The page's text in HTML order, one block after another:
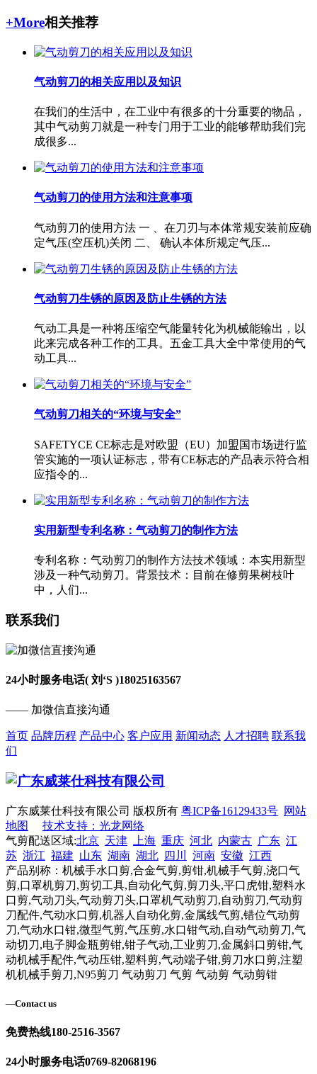
+More相关推荐
气动剪刀的相关应用以及知识
在我们的生活中，在工业中有很多的十分重要的物品，
其中气动剪刀就是一种专门用于工业的能够帮助我们完
成很多...
气动剪刀的使用方法和注意事项
气动剪刀的使用方法 一 、在刀刃与本体常规安装前应确
定气压(空压机)关闭 二、 确认本体所规定气压...
气动剪刀生锈的原因及防止生锈的方法
气动工具是一种将压缩空气能量转化为机械能输出，以
此来完成各种工作的工具。五金工具大全中常使用的气
动工具...
气动剪刀相关的“环境与安全”
SAFETYCE CE标志是对欧盟（EU）加盟国市场进行监
管实施的一项认证标志，带有CE标志的产品表示符合相
应指令的...
实用新型专利名称：气动剪刀的制作方法
专利名称：气动剪刀的制作方法技术领域：本实用新型
涉及一种气动剪刀。背景技术：目前在修剪果树枝叶
中，人们...
联系我们
24小时服务电话( 刘‘S )18025163567
—— 加微信直接沟通
首页 品牌历程 产品中心 客户应用 新闻动态 人才招聘 联系我
们
广东威莱仕科技有限公司 版权所有 粤ICP备16129433号 网站
地图
技术支持：光龙网络
气剪配送区域:北京 天津 上海 重庆 河北 内蒙古 广东 江
苏 浙江 福建 山东 湖南 湖北 四川 河南 安徽 江西
产品别称：机械手水口剪,合金气剪,剪钳,机械手气剪,浇口气
剪,口罩机剪刀,剪切工具,自动化气剪,剪刀头,平口虎钳,塑料水
口剪,气动刀头,气动剪刀头,口罩机气动剪刀,自动剪刀,气动剪
刀配件,气动水口剪,机器人自动化剪,金属线气剪,错位气动剪
刀,气动水口钳,微型气剪,气压剪,水口钳气动,自动气动剪刀,气
动切刀,电子脚金瓶剪钳,钳子气动,工业剪刀,金属斜口剪钳,气
动机械手配件,气动压钳,塑料剪,气动端子钳,剪刀水口剪,注塑
机机械手剪刀,N95剪刀 气动剪刀 气剪 气动剪 气动剪钳
—Contact us
免费热线180-2516-3567
24小时服务电话0769-82068196